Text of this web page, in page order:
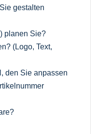
gestalten
planen Sie?
(Logo, Text,
den Sie anpassen